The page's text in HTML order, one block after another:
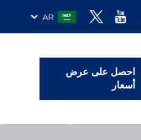
AR
احصل على عرض
أسعار